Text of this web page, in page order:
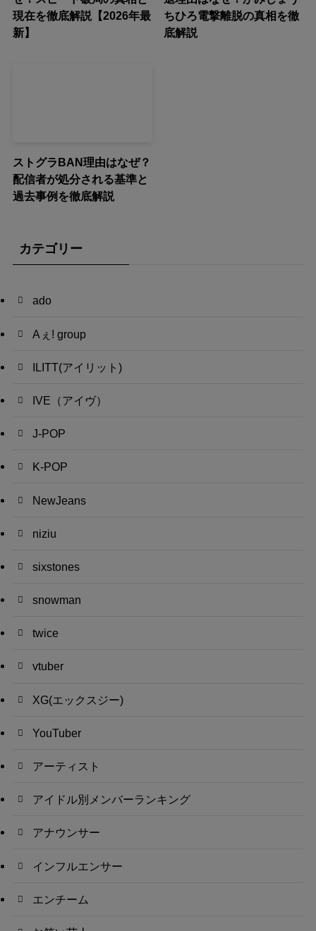
現在を徹底解説【2026年最
新】
ちひろ電撃離脱の真相を徹
底解説
ストグラBAN理由はなぜ？
配信者が処分される基準と
過去事例を徹底解説
カテゴリー
ado
Aぇ! group
ILITT(アイリット)
IVE（アイヴ）
J-POP
K-POP
NewJeans
niziu
sixstones
snowman
twice
vtuber
XG(エックスジー)
YouTuber
アーティスト
アイドル別メンバーランキング
アナウンサー
インフルエンサー
エンチーム